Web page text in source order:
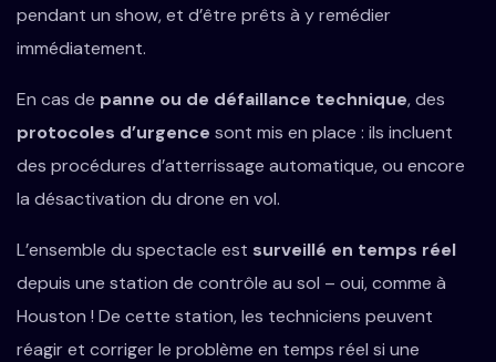
pendant un show, et d’être prêts à y remédier
immédiatement.
En cas de panne ou de défaillance technique, des
protocoles d’urgence sont mis en place : ils incluent
des procédures d’atterrissage automatique, ou encore
la désactivation du drone en vol.
L’ensemble du spectacle est surveillé en temps réel
depuis une station de contrôle au sol – oui, comme à
Houston ! De cette station, les techniciens peuvent
réagir et corriger le problème en temps réel si une